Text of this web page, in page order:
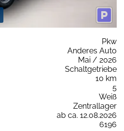
Pkw
Anderes Auto
Mai / 2026
Schaltgetriebe
10 km
5
Weiß
Zentrallager
ab ca. 12.08.2026
6196